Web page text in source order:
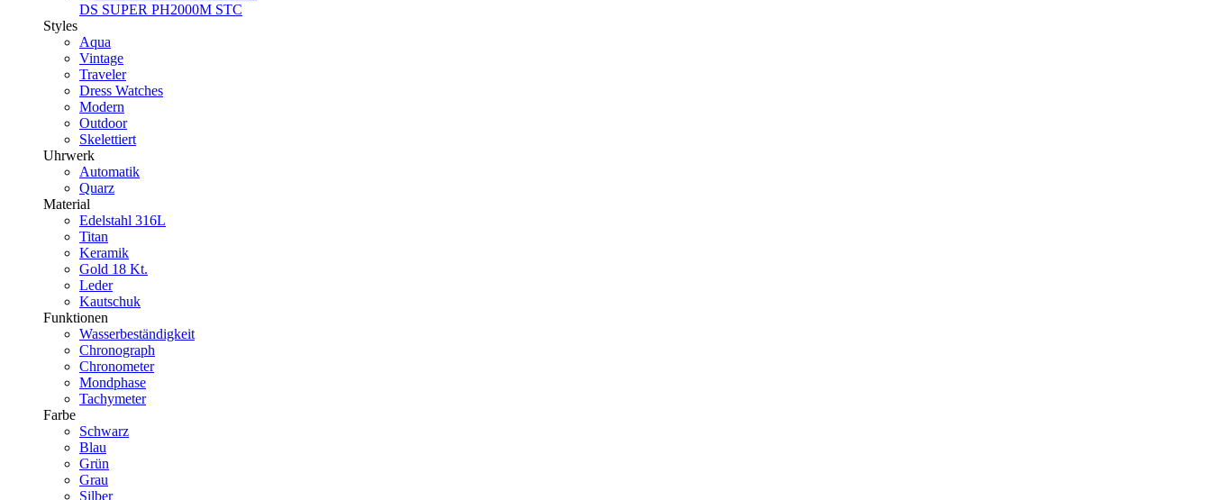
DS SUPER PH2000M STC
Styles
Aqua
Vintage
Traveler
Dress Watches
Modern
Outdoor
Skelettiert
Uhrwerk
Automatik
Quarz
Material
Edelstahl 316L
Titan
Keramik
Gold 18 Kt.
Leder
Kautschuk
Funktionen
Wasserbeständigkeit
Chronograph
Chronometer
Mondphase
Tachymeter
Farbe
Schwarz
Blau
Grün
Grau
Silber